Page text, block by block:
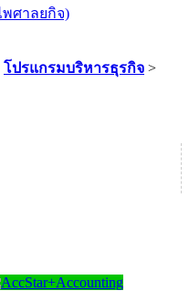
พศาลยกิจ)
โปรแกรมบริหารธุรกิจ >